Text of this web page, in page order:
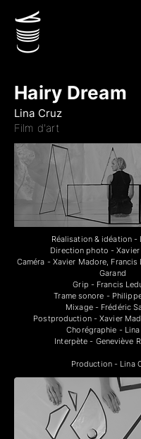
Hairy Dream
Lina Cruz
Film d'art
Réalisation & idéation -
Direction photo -
Caméra - Xavier Madore, Francis
Garand
Grip - Francis
Trame sonore -
Mixage - Frédéric
Postproduction - Xavier
Chorégraphie -
Interpète - Geneviève
Production - Lina